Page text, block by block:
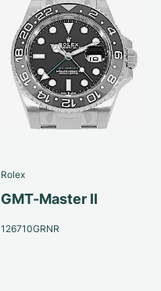
Rolex
GMT-Master II
126710GRNR